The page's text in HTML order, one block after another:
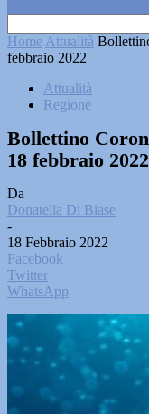
Home Attualità
febbraio 2022
Attualità
Regione
Bollettino
18 febbraio 2022
Da
Donatella Di Biase
-
18 Febbraio 2022
Facebook
Twitter
WhatsApp